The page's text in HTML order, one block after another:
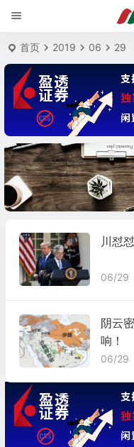
首页 2019 06 29
川怼
06/29
阴云
响！
06/29